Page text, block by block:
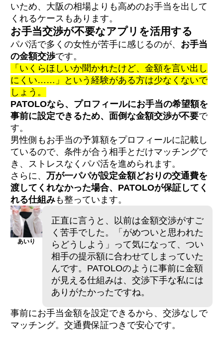
いため、大阪の相場よりも高めのお手当を出して
くれるケースもあります。
お手当交渉が不要なアプリを活用する
パパ活で多くの女性が苦手に感じるのが、 お手当
の金額交渉です。
「いくらほしいか聞かれたけど、金額を言い出し
にくい……」という経験がある方は少なくないで
しょう。
PATOLOなら、プロフィールにお手当の希望額を
事前に設定できるため、面倒な金額交渉が不要で
す。
男性側もお手当の予算額をプロフィールに記載し
ているので、条件が合う相手とだけマッチングで
き、ストレスなくパパ活を進められます。
さらに、 万が一パパが設定金額どおりの交通費を
渡してくれなかった場合、PATOLOが保証してく
れる仕組みも整っています。
あいり
正直に言うと、以前は金額交渉がすご
く苦手でした。「がめついと思われた
らどうしよう」って気になって、つい
相手の提示額に合わせてしまっていた
んです。PATOLOのように事前に金額
が見える仕組みは、交渉下手な私には
ありがたかったですね。
事前にお手当金額を設定できるから、交渉なしで
マッチング。交通費保証つきで安心です。